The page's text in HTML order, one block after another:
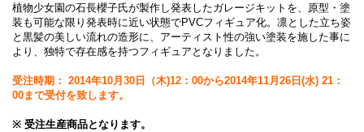
植物少女園の石長櫻子氏が製作し発表したガレージキットを、原型・塗
装も可能な限り発表時に近い状態でPVCフィギュア化。凛とした立ち姿
と黒髪の美しい流れの造形に、アーティスト性の強い塗装を施した事に
より、独特で存在感を持つフィギュアとなりました。
受注時期： 2014年10月30日（木)12：00から2014年11月26日(水) 21：
00まで受付を致します。
※ 受注生産商品となります。